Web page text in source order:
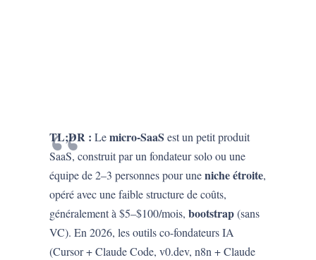
TL;DR : Lemicro-SaaS est un petit produit
SaaS, construit par un fondateur solo ou une
équipe de 2–3 personnes pour uneniche étroite,
opéré avec une faible structure de coûts,
généralement à $5–$100/mois,bootstrap(sans
VC). En 2026, les outils co-fondateurs IA
(Cursor + Claude Code, v0.dev, n8n + Claude